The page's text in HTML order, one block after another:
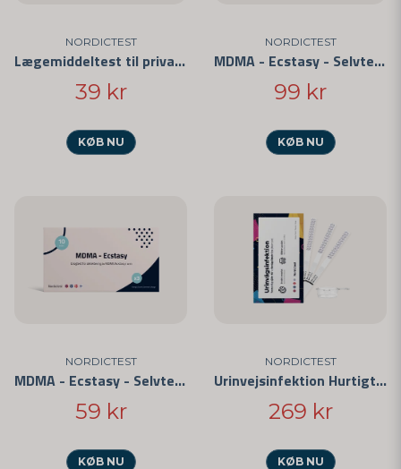
NORDICTEST
Lægemiddeltest til privat brug - Nem at bruge og CE-mærket
39 kr
KØB NU
NORDICTEST
MDMA - Ecstasy - Selvtest 5-pak
99 kr
KØB NU
NORDICTEST
MDMA - Ecstasy - Selvtest 3-pak
59 kr
KØB NU
NORDICTEST
Urinvejsinfektion Hurtigtest 25-pak
269 kr
KØB NU